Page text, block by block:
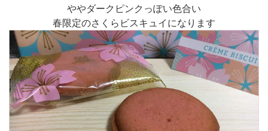
ややダークピンクっぽい色合い
春限定のさくらビスキュイになります